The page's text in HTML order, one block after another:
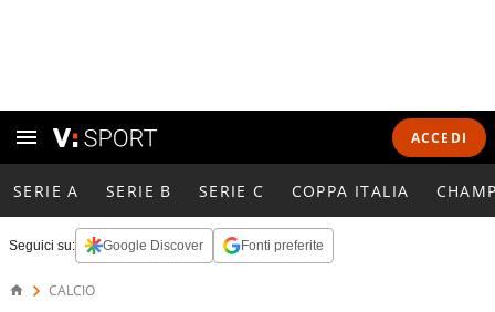
ACCEDI
SERIE A SERIE B SERIE C COPPA ITALIA
Seguici su: Google Discover Fonti preferite
CALCIO